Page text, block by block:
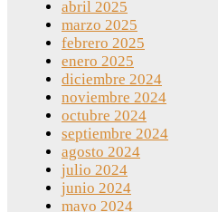
abril 2025
marzo 2025
febrero 2025
enero 2025
diciembre 2024
noviembre 2024
octubre 2024
septiembre 2024
agosto 2024
julio 2024
junio 2024
mayo 2024